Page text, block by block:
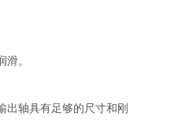
。
出轴具有足够的尺寸和刚